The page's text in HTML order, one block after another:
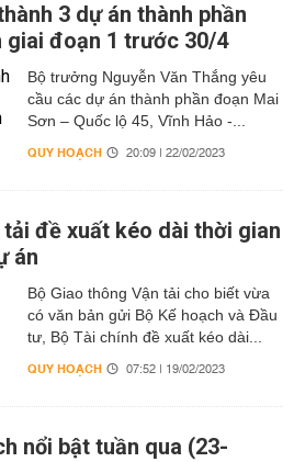
3 dự án thành phần
giai đoạn 1 trước 30/4
Bộ trưởng Nguyễn Văn Thắng yêu
cầu các dự án thành phần đoạn Mai
Sơn – Quốc lộ 45, Vĩnh Hảo -...
QUY HOẠCH 20:09 | 22/02/2023
đề xuất kéo dài thời gian
án
Bộ Giao thông Vận tải cho biết vừa
có văn bản gửi Bộ Kế hoạch và Đầu
tư, Bộ Tài chính đề xuất kéo dài...
QUY HOẠCH 07:52 | 19/02/2023
nổi bật tuần qua (23-